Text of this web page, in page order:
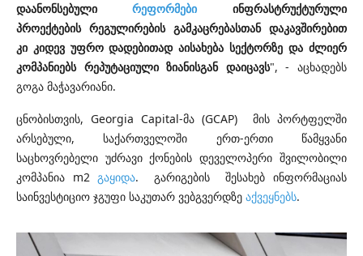
დაანონსებულირეფორმები ინფრასტრუქტურული
პროექტების რეგულირების გამკაცრებასთან დაკავშირებით
კი კიდევ უფრო დადებითად აისახება სექტორზე და ძლიერ
კომპანიებს რეპუტაციული ზიანისგან დაიცავს", - აცხადებს
გოგა მაჭავარიანი.
ცნობისთვის, Georgia Capital-მა (GCAP) მის პორტფელში
არსებული, საქართველოში ერთ-ერთი წამყვანი
საცხოვრებელი უძრავი ქონების დეველოპერი შვილობილი
კომპანია m2გაყიდა. გარიგების შესახებ ინფორმაციას
საინვესტიციო ჯგუფი საკუთარ ვებგვერდზე აქვეყნებს.